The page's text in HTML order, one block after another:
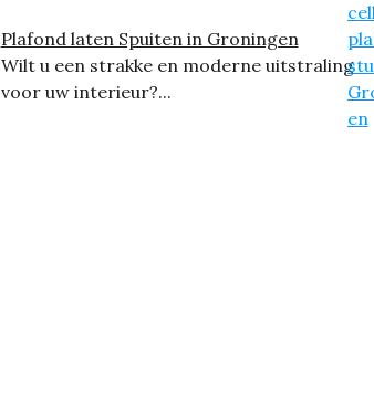
Plafond laten Spuiten in Groningen
Wilt u een strakke en moderne uitstraling
voor uw interieur?...